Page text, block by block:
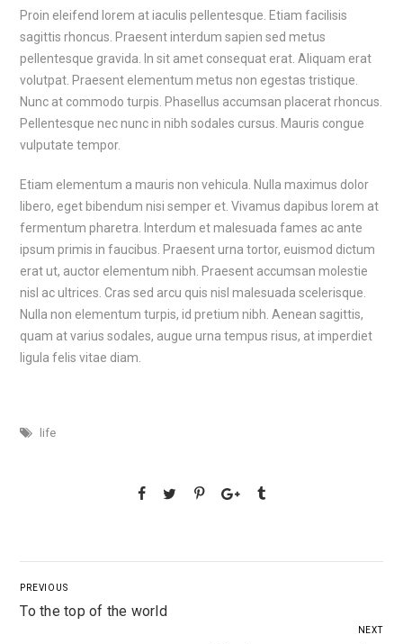
Proin eleifend lorem at iaculis pellentesque. Etiam facilisis
sagittis rhoncus. Praesent interdum sapien sed metus
pellentesque gravida. In sit amet consequat erat. Aliquam erat
volutpat. Praesent elementum metus non egestas tristique.
Nunc at commodo turpis. Phasellus accumsan placerat rhoncus.
Pellentesque nec nunc in nibh sodales cursus. Mauris congue
vulputate tempor.
Etiam elementum a mauris non vehicula. Nulla maximus dolor
libero, eget bibendum nisi semper et. Vivamus dapibus lorem at
fermentum pharetra. Interdum et malesuada fames ac ante
ipsum primis in faucibus. Praesent urna tortor, euismod dictum
erat ut, auctor elementum nibh. Praesent accumsan molestie
nisl ac ultrices. Cras sed arcu quis nisl malesuada scelerisque.
Nulla non elementum turpis, id pretium nibh. Aenean sagittis,
quam at varius sodales, augue urna tempus risus, at imperdiet
ligula felis vitae diam.
life
PREVIOUS
To the top of the world
NEXT